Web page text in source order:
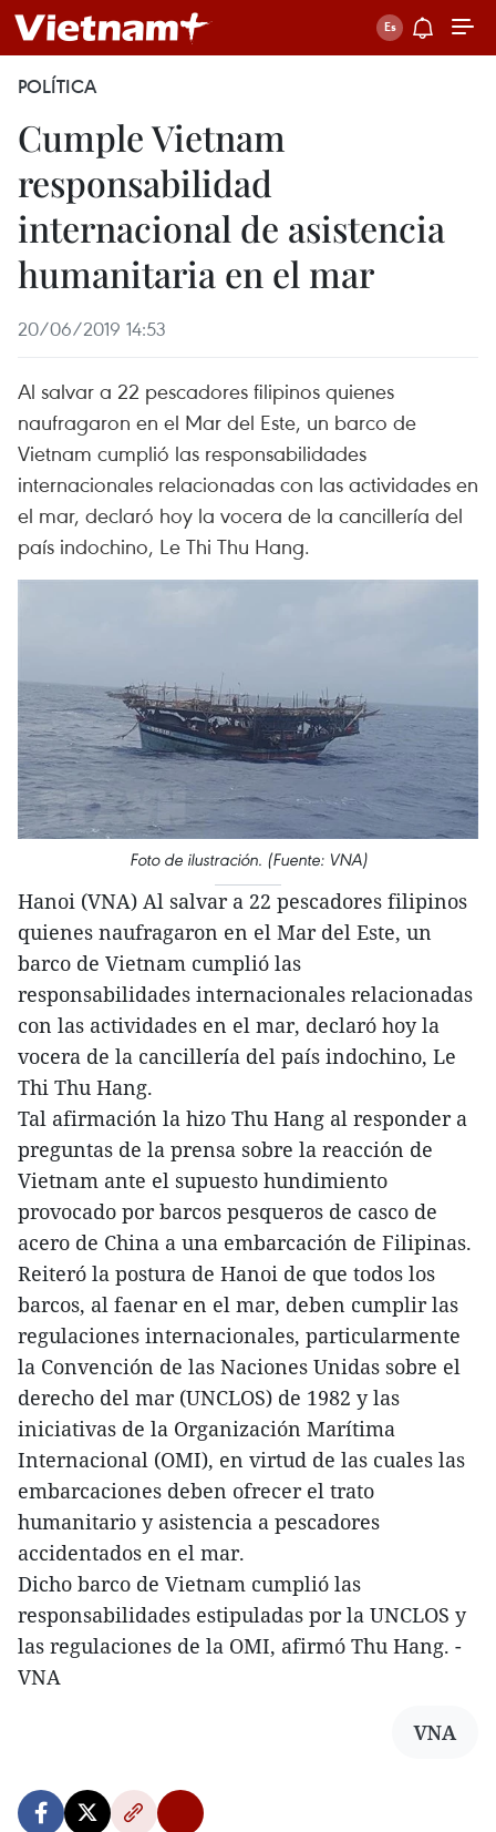
POLÍTICA
Cumple Vietnam
responsabilidad
internacional de asistencia
humanitaria en el mar
20/06/2019 14:53
Al salvar a 22 pescadores filipinos quienes
naufragaron en el Mar del Este, un barco de
Vietnam cumplió las responsabilidades
internacionales relacionadas con las actividades en
el mar, declaró hoy la vocera de la cancillería del
país indochino, Le Thi Thu Hang.
Foto de ilustración. (Fuente: VNA)
Hanoi (VNA) Al salvar a 22 pescadores filipinos
quienes naufragaron en el Mar del Este, un
barco de Vietnam cumplió las
responsabilidades internacionales relacionadas
con las actividades en el mar, declaró hoy la
vocera de la cancillería del país indochino, Le
Thi Thu Hang.
Tal afirmación la hizo Thu Hang al responder a
preguntas de la prensa sobre la reacción de
Vietnam ante el supuesto hundimiento
provocado por barcos pesqueros de casco de
acero de China a una embarcación de Filipinas.
Reiteró la postura de Hanoi de que todos los
barcos, al faenar en el mar, deben cumplir las
regulaciones internacionales, particularmente
la Convención de las Naciones Unidas sobre el
derecho del mar (UNCLOS) de 1982 y las
iniciativas de la Organización Marítima
Internacional (OMI), en virtud de las cuales las
embarcaciones deben ofrecer el trato
humanitario y asistencia a pescadores
accidentados en el mar.
Dicho barco de Vietnam cumplió las
responsabilidades estipuladas por la UNCLOS y
las regulaciones de la OMI, afirmó Thu Hang. -
VNA
VNA